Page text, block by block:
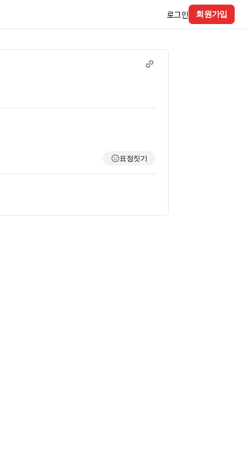
로그인 회원가입
표정짓기